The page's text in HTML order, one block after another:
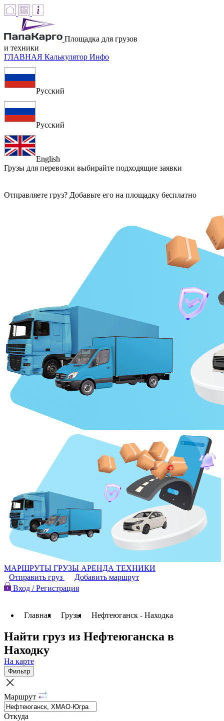
Площадка для грузов
и техники
ГЛАВНАЯ Калькулятор Инфо
Русский
Русский
English
Грузы для перевозки выбирайте подходящие заявки
Отправляете груз? Добавьте его на площадку бесплатно
МАРШРУТЫ ГРУЗЫ АРЕНДА ТЕХНИКИ
Отправить груз
Добавить маршрут
Вход / Регистрация
Главная Грузы Нефтеюганск - Находка
Найти груз из Нефтеюганска в
Находку
На карте
Фильтр
Маршрут
Откуда